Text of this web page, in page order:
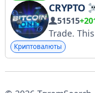
CRYPTO
51515
Криптовалюты